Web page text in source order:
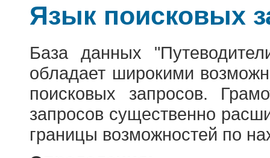
Язык поисковых
База данных
обладает широкими
поисковых запросов.
запросов существенно
границы возможностей по